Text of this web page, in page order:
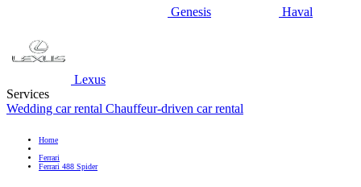
Genesis Haval
Lexus
Services
Wedding car rental Chauffeur-driven car rental
Home
Ferrari
Ferrari 488 Spider